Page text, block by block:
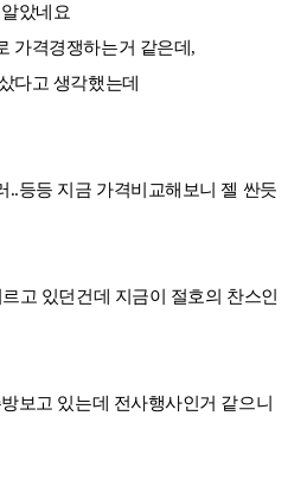
았네요
가격경쟁하는거 같은데,
다고 생각했는데
..등등 지금 가격비교해보니 젤 싼듯
고 있던건데 지금이 절호의 찬스인
보고 있는데 전사행사인거 같으니